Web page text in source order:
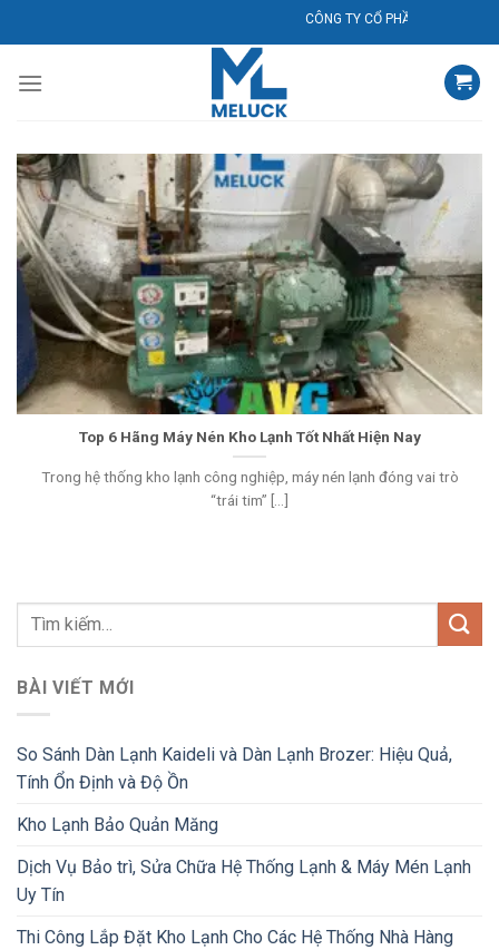
qua
dung
CÔNG TY CỔ PHẦN KỸ THUẬT ĐIỆN
Top 6 Hãng Máy Nén Kho Lạnh Tốt Nhất Hiện Nay
Trong hệ thống kho lạnh công nghiệp, máy nén lạnh đóng vai trò
“trái tim” [...]
BÀI VIẾT MỚI
So Sánh Dàn Lạnh Kaideli và Dàn Lạnh Brozer: Hiệu Quả,
Tính Ổn Định và Độ Ồn
Kho Lạnh Bảo Quản Măng
Dịch Vụ Bảo trì, Sửa Chữa Hệ Thống Lạnh & Máy Mén Lạnh
Uy Tín
Thi Công Lắp Đặt Kho Lạnh Cho Các Hệ Thống Nhà Hàng